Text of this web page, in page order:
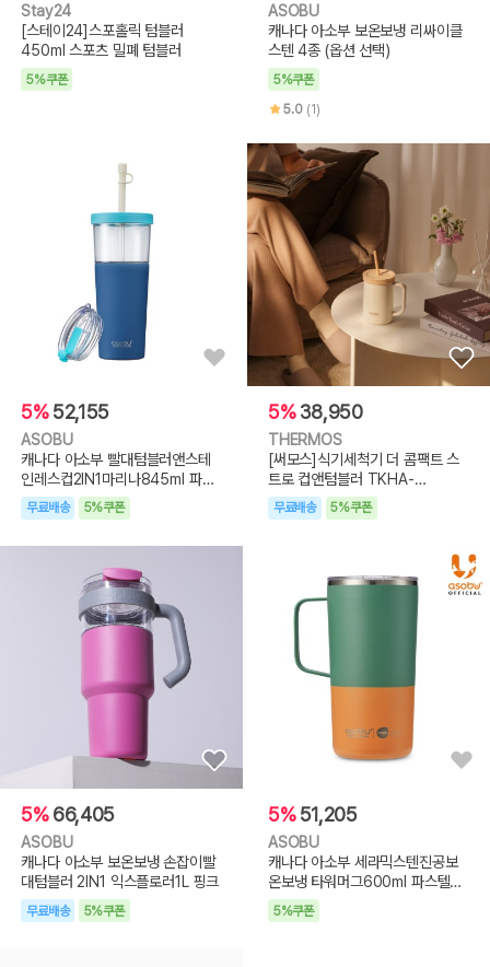
Stay24
[스테이24]스포홀릭 텀블러
450ml 스포츠 밀폐 텀블러
5%쿠폰
ASOBU
캐나다 아소부 보온보냉 리싸이클
스텐 4종 (옵션 선택)
5%쿠폰
5.0 (1)
5% 52,155
ASOBU
캐나다 아소부 빨대텀블러앤스테
인레스컵2IN1마리나845ml 파스
텔블루
무료배송 5%쿠폰
5% 38,950
THERMOS
[써모스]식기세척기 더 콤팩트 스
트로 컵앤텀블러 TKHA-
600K(600ml)
무료배송 5%쿠폰
5% 66,405
ASOBU
캐나다 아소부 보온보냉 손잡이빨
대텀블러 2IN1 익스플로러1L 핑크
무료배송 5%쿠폰
5% 51,205
ASOBU
캐나다 아소부 세라믹스텐진공보
온보냉 타워머그600ml 파스텔그
린
5%쿠폰